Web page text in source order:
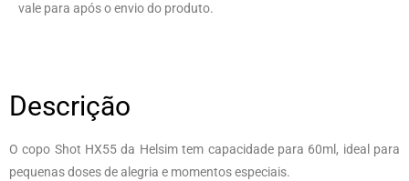
vale para após o envio do produto.
Descrição
O copo Shot HX55 da Helsim tem capacidade para 60ml, ideal para
pequenas doses de alegria e momentos especiais.